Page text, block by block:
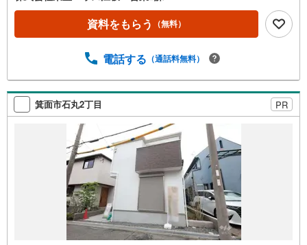
ら、時の流れで人の好みは変わっていくものだから。■ご予
約いただくとご見学がスムーズです！【営業時間9:00～21:
00】ご見学希望のお客様:右上の「室内・現地を見学する」
料をもらう」をクリックして下さい。【東宝ハウス江坂の
ュレーションのご相談・無理のないライフプラン、提携に
よる低金利住宅ローンのご提案、購入前に知る「購入後の
家族の生活」を「未来カレンダー」で見える化します。
（2）ご購入後から始まる「専属FPによるファイナンシャ
ルライフサポート」・漠然としたキャッシュフローのグラ
フ化、効果的な生命保険の見直し、繰り上げ返済の効果的
なタイミングなどご提案させて頂きます。
資料をもらう （無料）
電話する （通話料無料）
箕面市石丸2丁目 PR